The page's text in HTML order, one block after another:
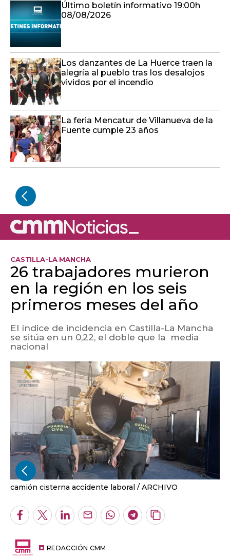
Último boletín informativo 19:00h
08/08/2026
Los danzantes de La Huerce traen la
alegría al pueblo tras los desalojos
vividos por el incendio
La feria Mencatur de Villanueva de la
Fuente cumple 23 años
CASTILLA-LA MANCHA
26 trabajadores murieron
en la región en los seis
primeros meses del año
El índice de incidencia en Castilla-La Mancha
se sitúa en un 0,22, el doble que la media
nacional
camión cisterna accidente laboral ARCHIVO
Facebook
TwitterLinkedInEnviarWhatsapp
Telegram
Copiar
REDACCIÓN CMM